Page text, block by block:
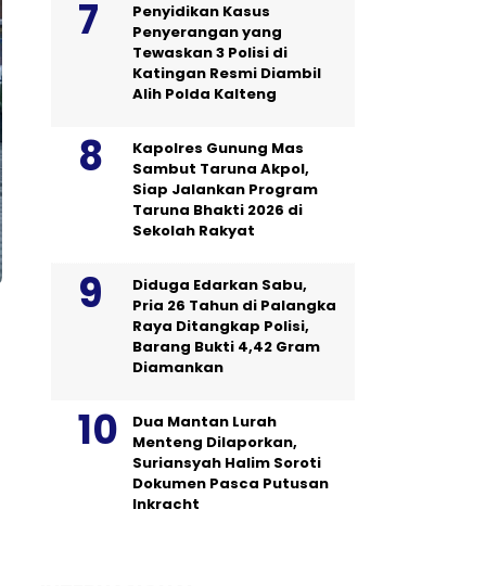
Penyidikan Kasus
Penyerangan yang
Tewaskan 3 Polisi di
Katingan Resmi Diambil
Alih Polda Kalteng
Kapolres Gunung Mas
Sambut Taruna Akpol,
Siap Jalankan Program
Taruna Bhakti 2026 di
Sekolah Rakyat
Diduga Edarkan Sabu,
Pria 26 Tahun di Palangka
Raya Ditangkap Polisi,
Barang Bukti 4,42 Gram
Diamankan
Dua Mantan Lurah
Menteng Dilaporkan,
Suriansyah Halim Soroti
Dokumen Pasca Putusan
Inkracht